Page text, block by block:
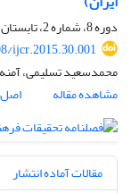
دوره 8، شماره 2، تابستان 1394، صفحه
ijcr.2015.30.001
محمدسعید تسلیمی،
مشاهده مقاله
اصل
مقالات آماده انتشار